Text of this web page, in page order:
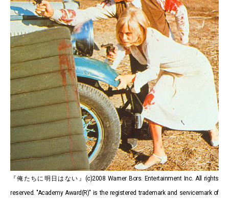
『俺たちに明日はない』(c)2008 Warner Bors. Entertainment Inc. All rights
reserved. "Academy Award(R)" is the registered trademark and servicemark of